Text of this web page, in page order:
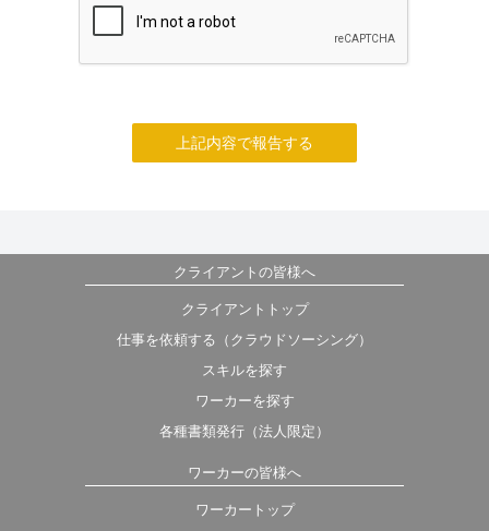
上記内容で報告する
クライアントの皆様へ
クライアントトップ
仕事を依頼する（クラウドソーシング）
スキルを探す
ワーカーを探す
各種書類発行（法人限定）
ワーカーの皆様へ
ワーカートップ